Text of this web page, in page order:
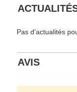
Pas d'actualités
AVIS